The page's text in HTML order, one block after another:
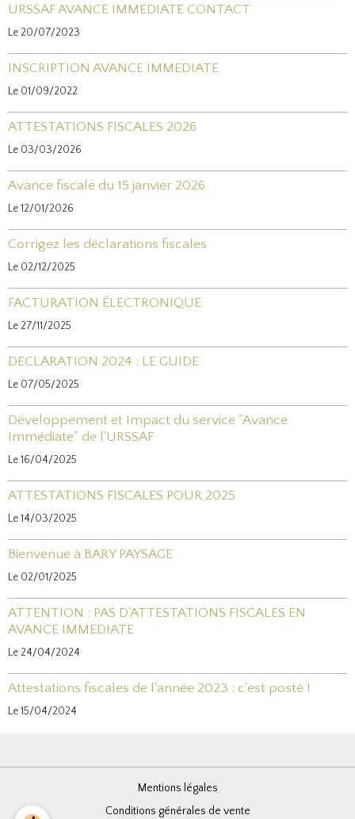
URSSAF AVANCE IMMEDIATE CONTACT
Le 20/07/2023
INSCRIPTION AVANCE IMMEDIATE
Le 01/09/2022
ATTESTATIONS FISCALES 2026
Le 03/03/2026
Avance fiscale du 15 janvier 2026
Le 12/01/2026
Corrigez les déclarations fiscales
Le 02/12/2025
FACTURATION ÉLECTRONIQUE
Le 27/11/2025
DECLARATION 2024 : LE GUIDE
Le 07/05/2025
Développement et Impact du service "Avance
Immédiate" de l'URSSAF
Le 16/04/2025
ATTESTATIONS FISCALES POUR 2025
Le 14/03/2025
Bienvenue à BARY PAYSAGE
Le 02/01/2025
ATTENTION : PAS D'ATTESTATIONS FISCALES EN
AVANCE IMMEDIATE
Le 24/04/2024
Attestations fiscales de l'année 2023 : c'est posté !
Le 15/04/2024
Mentions légales
Conditions générales de vente